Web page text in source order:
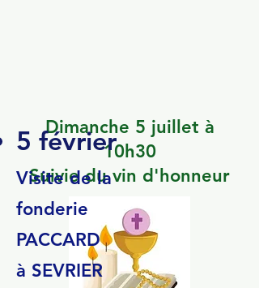
Dimanche 5 juillet à
10h30
Suivie du vin d'honneur
5 février
Visite de la
fonderie
PACCARD
à SEVRIER